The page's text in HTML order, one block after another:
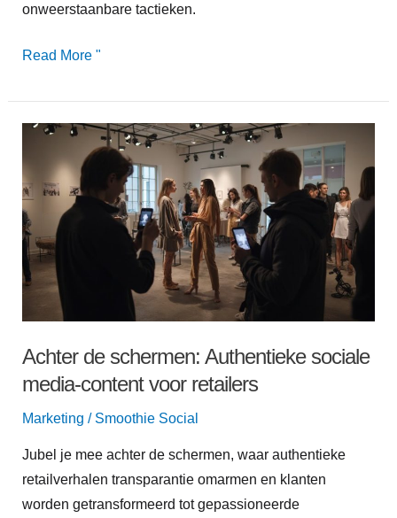
onweerstaanbare tactieken.
Read More "
Achter de schermen: Authentieke sociale
media-content voor retailers
Marketing / Smoothie Social
Jubel je mee achter de schermen, waar authentieke
retailverhalen transparantie omarmen en klanten
worden getransformeerd tot gepassioneerde
Achter
schermen:
Authentieke
sociale
media-
content
voor